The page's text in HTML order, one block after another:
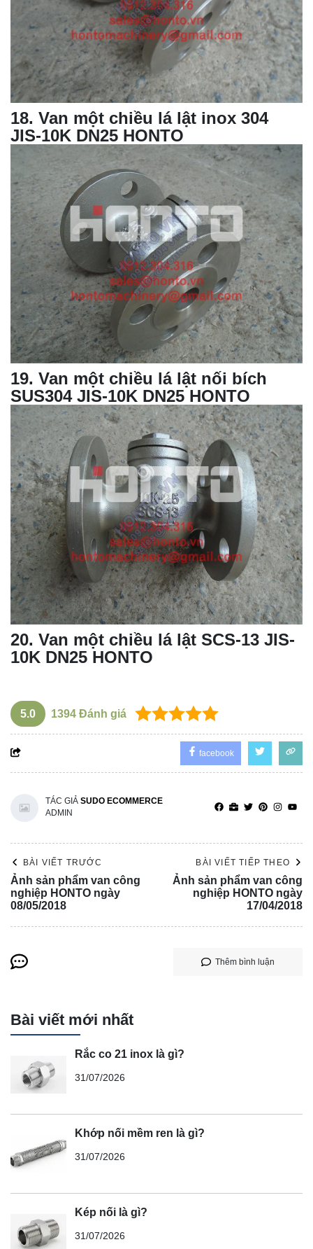
18. Van một chiều lá lật inox 304
JIS-10K DN25 HONTO
19. Van một chiều lá lật nối bích
SUS304 JIS-10K DN25 HONTO
20. Van một chiều lá lật SCS-13 JIS-
10K DN25 HONTO
5.0 1394 Đánh giá
facebook
TÁC GIẢ SUDO ECOMMERCE
ADMIN
BÀI VIẾT TRƯỚC
Ảnh sản phẩm van công
nghiệp HONTO ngày
08/05/2018
BÀI VIẾT TIẾP THEO
Ảnh sản phẩm van công
nghiệp HONTO ngày
17/04/2018
Thêm bình luận
Bài viết mới nhất
Rắc co 21 inox là gì?
31/07/2026
Khớp nối mềm ren là gì?
31/07/2026
Kép nối là gì?
31/07/2026